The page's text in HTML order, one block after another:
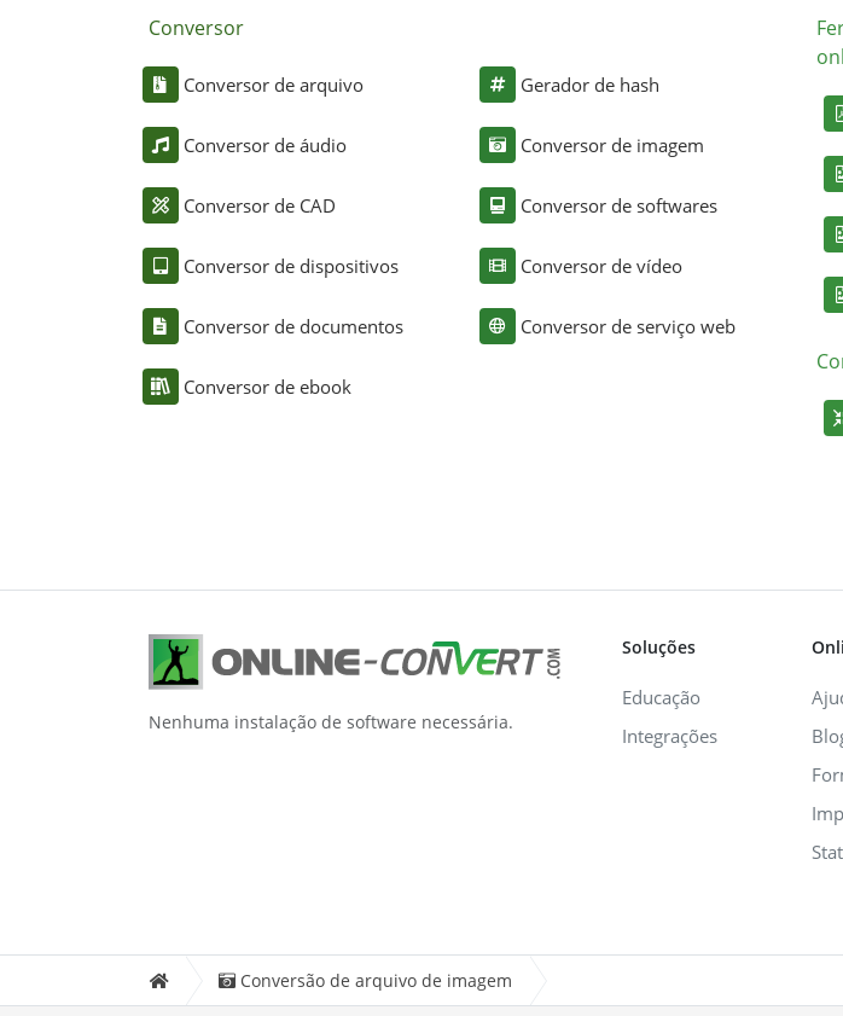
Conversor
Conversor de arquivo
Conversor de áudio
Conversor de CAD
Conversor de dispositivos
Conversor de documentos
Conversor de ebook
Gerador de hash
Conversor de imagem
Conversor de softwares
Conversor de vídeo
Conversor de serviço web
Nenhuma instalação de software necessária.
Soluções
Educação
Integrações
Conversão de arquivo de imagem